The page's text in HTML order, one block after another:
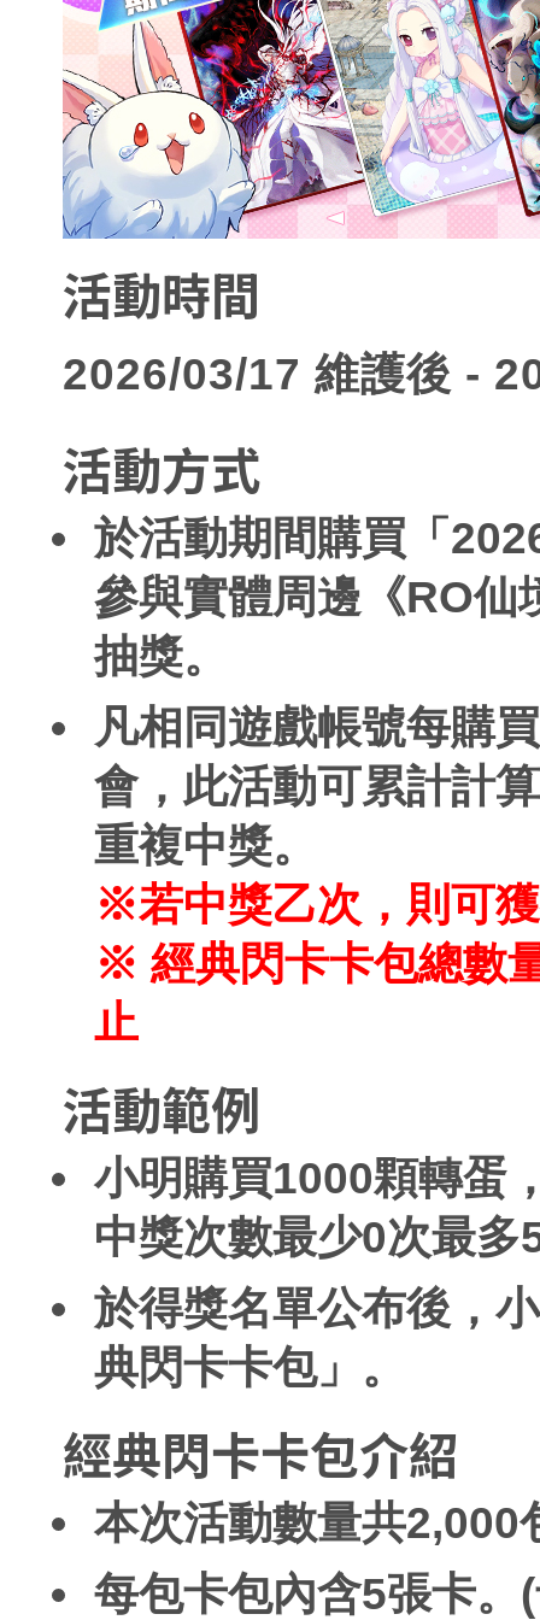
活動時間
2026/03/17 維護後 -
活動方式
於活動期間購買「
參與實體周邊《RO
抽獎。
凡相同遊戲帳號每購
會，此活動可累計計
重複中獎。
※若中獎乙次，則可
※ 經典閃卡卡包總數
止
活動範例
小明購買1000顆轉蛋
中獎次數最少0次最多
於得獎名單公布後，
典閃卡卡包」。
經典閃卡卡包介紹
本次活動數量共2,000
每包卡包內含5張卡。